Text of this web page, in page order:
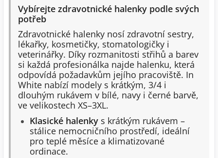
Vybírejte zdravotnické halenky podle svých
potřeb
Zdravotnické halenky nosí zdravotní sestry,
lékařky, kosmetičky, stomatologičky i
veterinářky. Díky rozmanitosti střihů a barev
si každá profesionálka najde halenku, která
odpovídá požadavkům jejího pracoviště. In
White nabízí modely s krátkým, 3/4 i
dlouhým rukávem v bílé, navy i černé barvě,
ve velikostech XS–3XL.
Klasické halenky s krátkým rukávem –
stálice nemocničního prostředí, ideální
pro teplé měsíce a klimatizované
ordinace.